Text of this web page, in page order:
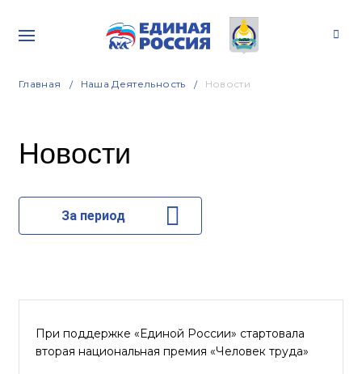
Главная Наша Деятельность Новости
Новости
За период
При поддержке «Единой России» стартовала
вторая национальная премия «Человек труда»